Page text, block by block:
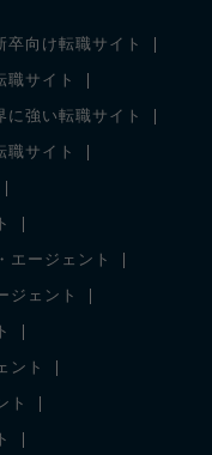
卒向け転職サイト
職サイト
に強い転職サイト
職サイト
エージェント
ジェント
ント
ト